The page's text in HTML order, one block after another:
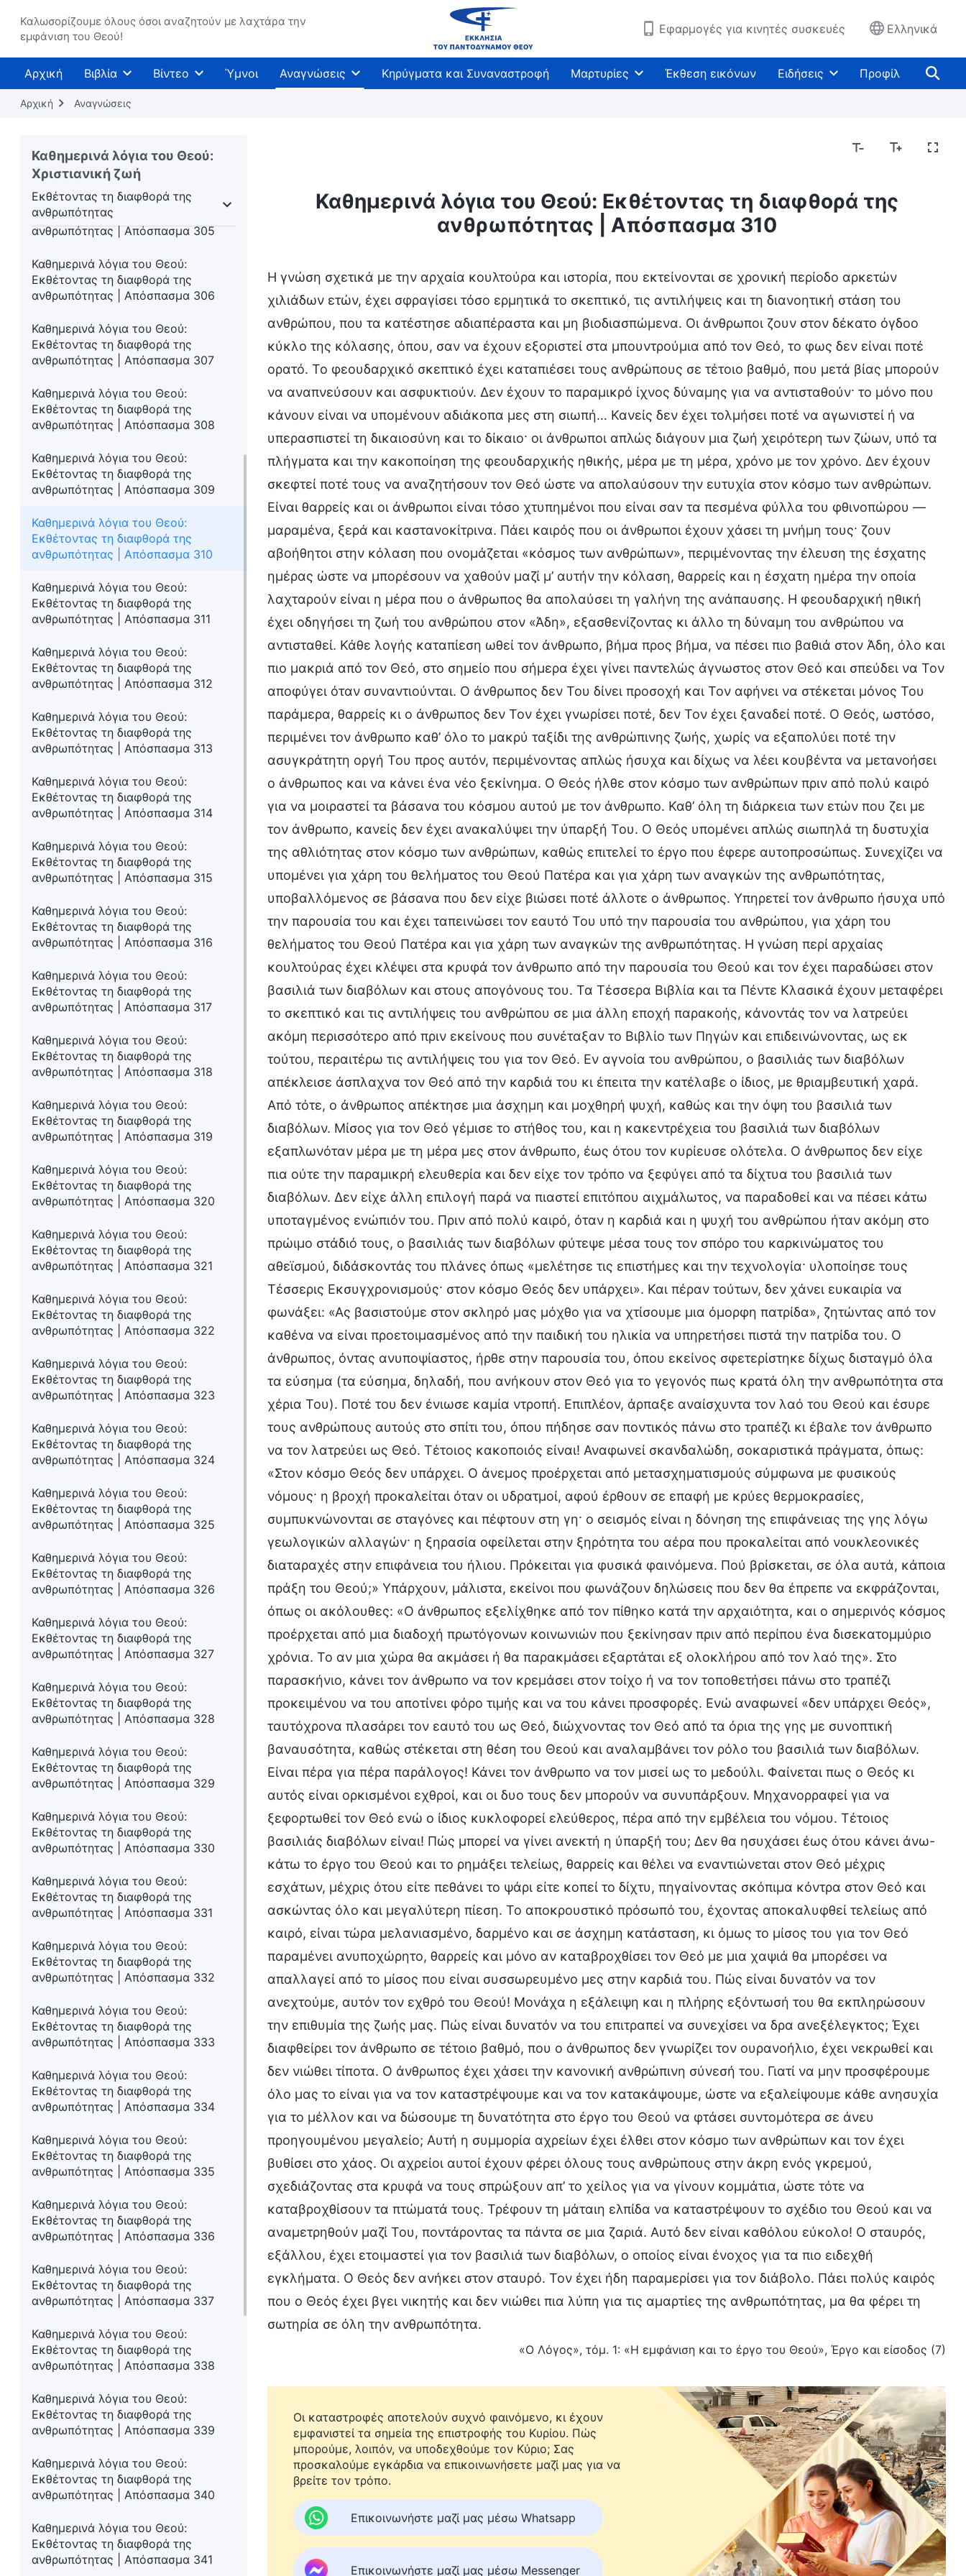
Καλωσορίζουμε όλους όσοι αναζητούν με λαχτάρα την
εμφάνιση του Θεού!
Εφαρμογές για κινητές συσκευές Ελληνικά
Αρχική Βιβλία Βίντεο Ύμνοι Αναγνώσεις Κηρύγματα και Συναναστροφή Μαρτυρίες Έκθεση εικόνων Ειδήσεις Προφίλ
Αρχική Αναγνώσεις
Καθημερινά λόγια του Θεού:
Χριστιανική ζωή
Εκθέτοντας τη διαφθορά της
ανθρωπότητας
Εκθέτοντας τη διαφθορά της ανθρωπότητας Είσοδος στη ζωή Προορισμοί και εκβάσεις
Εκθέτοντας τη διαφθορά της
ανθρωπότητας | Απόσπασμα 302
Καθημερινά λόγια του Θεού:
Εκθέτοντας τη διαφθορά της
ανθρωπότητας | Απόσπασμα 303
Εκθέτοντας τη διαφθορά της
ανθρωπότητας | Απόσπασμα 304
Καθημερινά λόγια του Θεού:
Εκθέτοντας τη διαφθορά της
ανθρωπότητας | Απόσπασμα 305
Καθημερινά λόγια του Θεού:
Εκθέτοντας τη διαφθορά της
ανθρωπότητας | Απόσπασμα 306
Καθημερινά λόγια του Θεού:
Εκθέτοντας τη διαφθορά της
ανθρωπότητας | Απόσπασμα 307
Καθημερινά λόγια του Θεού:
Εκθέτοντας τη διαφθορά της
ανθρωπότητας | Απόσπασμα 308
Καθημερινά λόγια του Θεού:
Εκθέτοντας τη διαφθορά της
ανθρωπότητας | Απόσπασμα 309
Καθημερινά λόγια του Θεού:
Εκθέτοντας τη διαφθορά της
ανθρωπότητας | Απόσπασμα 310
Καθημερινά λόγια του Θεού:
Εκθέτοντας τη διαφθορά της
ανθρωπότητας | Απόσπασμα 311
Καθημερινά λόγια του Θεού:
Εκθέτοντας τη διαφθορά της
ανθρωπότητας | Απόσπασμα 312
Καθημερινά λόγια του Θεού:
Εκθέτοντας τη διαφθορά της
ανθρωπότητας | Απόσπασμα 313
Καθημερινά λόγια του Θεού:
Εκθέτοντας τη διαφθορά της
ανθρωπότητας | Απόσπασμα 314
Καθημερινά λόγια του Θεού:
Εκθέτοντας τη διαφθορά της
ανθρωπότητας | Απόσπασμα 315
Καθημερινά λόγια του Θεού:
Εκθέτοντας τη διαφθορά της
ανθρωπότητας | Απόσπασμα 316
Καθημερινά λόγια του Θεού:
Εκθέτοντας τη διαφθορά της
ανθρωπότητας | Απόσπασμα 317
Καθημερινά λόγια του Θεού:
Εκθέτοντας τη διαφθορά της
ανθρωπότητας | Απόσπασμα 318
Καθημερινά λόγια του Θεού:
Εκθέτοντας τη διαφθορά της
ανθρωπότητας | Απόσπασμα 319
Καθημερινά λόγια του Θεού:
Εκθέτοντας τη διαφθορά της
ανθρωπότητας | Απόσπασμα 320
Καθημερινά λόγια του Θεού:
Εκθέτοντας τη διαφθορά της
ανθρωπότητας | Απόσπασμα 321
Καθημερινά λόγια του Θεού:
Εκθέτοντας τη διαφθορά της
ανθρωπότητας | Απόσπασμα 322
Καθημερινά λόγια του Θεού:
Εκθέτοντας τη διαφθορά της
ανθρωπότητας | Απόσπασμα 323
Καθημερινά λόγια του Θεού:
Εκθέτοντας τη διαφθορά της
ανθρωπότητας | Απόσπασμα 324
Καθημερινά λόγια του Θεού:
Εκθέτοντας τη διαφθορά της
ανθρωπότητας | Απόσπασμα 325
Καθημερινά λόγια του Θεού:
Εκθέτοντας τη διαφθορά της
ανθρωπότητας | Απόσπασμα 326
Καθημερινά λόγια του Θεού:
Εκθέτοντας τη διαφθορά της
ανθρωπότητας | Απόσπασμα 327
Καθημερινά λόγια του Θεού:
Εκθέτοντας τη διαφθορά της
ανθρωπότητας | Απόσπασμα 328
Καθημερινά λόγια του Θεού:
Εκθέτοντας τη διαφθορά της
ανθρωπότητας | Απόσπασμα 329
Καθημερινά λόγια του Θεού:
Εκθέτοντας τη διαφθορά της
ανθρωπότητας | Απόσπασμα 330
Καθημερινά λόγια του Θεού:
Εκθέτοντας τη διαφθορά της
ανθρωπότητας | Απόσπασμα 331
Καθημερινά λόγια του Θεού:
Εκθέτοντας τη διαφθορά της
ανθρωπότητας | Απόσπασμα 332
Καθημερινά λόγια του Θεού:
Εκθέτοντας τη διαφθορά της
ανθρωπότητας | Απόσπασμα 333
Καθημερινά λόγια του Θεού:
Εκθέτοντας τη διαφθορά της
ανθρωπότητας | Απόσπασμα 334
Καθημερινά λόγια του Θεού:
Εκθέτοντας τη διαφθορά της
ανθρωπότητας | Απόσπασμα 335
Καθημερινά λόγια του Θεού:
Εκθέτοντας τη διαφθορά της
ανθρωπότητας | Απόσπασμα 336
Καθημερινά λόγια του Θεού:
Εκθέτοντας τη διαφθορά της
ανθρωπότητας | Απόσπασμα 337
Καθημερινά λόγια του Θεού:
Εκθέτοντας τη διαφθορά της
ανθρωπότητας | Απόσπασμα 338
Καθημερινά λόγια του Θεού:
Εκθέτοντας τη διαφθορά της
ανθρωπότητας | Απόσπασμα 339
Καθημερινά λόγια του Θεού:
Εκθέτοντας τη διαφθορά της
ανθρωπότητας | Απόσπασμα 340
Καθημερινά λόγια του Θεού:
Εκθέτοντας τη διαφθορά της
ανθρωπότητας | Απόσπασμα 341
Καθημερινά λόγια του Θεού: Εκθέτοντας τη διαφθορά της
ανθρωπότητας | Απόσπασμα 310
Η γνώση σχετικά με την αρχαία κουλτούρα και ιστορία, που εκτείνονται σε χρονική περίοδο αρκετών
χιλιάδων ετών, έχει σφραγίσει τόσο ερμητικά το σκεπτικό, τις αντιλήψεις και τη διανοητική στάση του
ανθρώπου, που τα κατέστησε αδιαπέραστα και μη βιοδιασπώμενα. Οι άνθρωποι ζουν στον δέκατο όγδοο
κύκλο της κόλασης, όπου, σαν να έχουν εξοριστεί στα μπουντρούμια από τον Θεό, το φως δεν είναι ποτέ
ορατό. Το φεουδαρχικό σκεπτικό έχει καταπιέσει τους ανθρώπους σε τέτοιο βαθμό, που μετά βίας μπορούν
να αναπνεύσουν και ασφυκτιούν. Δεν έχουν το παραμικρό ίχνος δύναμης για να αντισταθούν· το μόνο που
κάνουν είναι να υπομένουν αδιάκοπα μες στη σιωπή… Κανείς δεν έχει τολμήσει ποτέ να αγωνιστεί ή να
υπερασπιστεί τη δικαιοσύνη και το δίκαιο· οι άνθρωποι απλώς διάγουν μια ζωή χειρότερη των ζώων, υπό τα
πλήγματα και την κακοποίηση της φεουδαρχικής ηθικής, μέρα με τη μέρα, χρόνο με τον χρόνο. Δεν έχουν
σκεφτεί ποτέ τους να αναζητήσουν τον Θεό ώστε να απολαύσουν την ευτυχία στον κόσμο των ανθρώπων.
Είναι θαρρείς και οι άνθρωποι είναι τόσο χτυπημένοι που είναι σαν τα πεσμένα φύλλα του φθινοπώρου —
μαραμένα, ξερά και καστανοκίτρινα. Πάει καιρός που οι άνθρωποι έχουν χάσει τη μνήμη τους· ζουν
αβοήθητοι στην κόλαση που ονομάζεται «κόσμος των ανθρώπων», περιμένοντας την έλευση της έσχατης
ημέρας ώστε να μπορέσουν να χαθούν μαζί μ’ αυτήν την κόλαση, θαρρείς και η έσχατη ημέρα την οποία
λαχταρούν είναι η μέρα που ο άνθρωπος θα απολαύσει τη γαλήνη της ανάπαυσης. Η φεουδαρχική ηθική
έχει οδηγήσει τη ζωή του ανθρώπου στον «Άδη», εξασθενίζοντας κι άλλο τη δύναμη του ανθρώπου να
αντισταθεί. Κάθε λογής καταπίεση ωθεί τον άνθρωπο, βήμα προς βήμα, να πέσει πιο βαθιά στον Άδη, όλο και
πιο μακριά από τον Θεό, στο σημείο που σήμερα έχει γίνει παντελώς άγνωστος στον Θεό και σπεύδει να Τον
αποφύγει όταν συναντιούνται. Ο άνθρωπος δεν Του δίνει προσοχή και Τον αφήνει να στέκεται μόνος Του
παράμερα, θαρρείς κι ο άνθρωπος δεν Τον έχει γνωρίσει ποτέ, δεν Τον έχει ξαναδεί ποτέ. Ο Θεός, ωστόσο,
περιμένει τον άνθρωπο καθ’ όλο το μακρύ ταξίδι της ανθρώπινης ζωής, χωρίς να εξαπολύει ποτέ την
ασυγκράτητη οργή Του προς αυτόν, περιμένοντας απλώς ήσυχα και δίχως να λέει κουβέντα να μετανοήσει
ο άνθρωπος και να κάνει ένα νέο ξεκίνημα. Ο Θεός ήλθε στον κόσμο των ανθρώπων πριν από πολύ καιρό
για να μοιραστεί τα βάσανα του κόσμου αυτού με τον άνθρωπο. Καθ’ όλη τη διάρκεια των ετών που ζει με
τον άνθρωπο, κανείς δεν έχει ανακαλύψει την ύπαρξή Του. Ο Θεός υπομένει απλώς σιωπηλά τη δυστυχία
της αθλιότητας στον κόσμο των ανθρώπων, καθώς επιτελεί το έργο που έφερε αυτοπροσώπως. Συνεχίζει να
υπομένει για χάρη του θελήματος του Θεού Πατέρα και για χάρη των αναγκών της ανθρωπότητας,
υποβαλλόμενος σε βάσανα που δεν είχε βιώσει ποτέ άλλοτε ο άνθρωπος. Υπηρετεί τον άνθρωπο ήσυχα υπό
την παρουσία του και έχει ταπεινώσει τον εαυτό Του υπό την παρουσία του ανθρώπου, για χάρη του
θελήματος του Θεού Πατέρα και για χάρη των αναγκών της ανθρωπότητας. Η γνώση περί αρχαίας
κουλτούρας έχει κλέψει στα κρυφά τον άνθρωπο από την παρουσία του Θεού και τον έχει παραδώσει στον
βασιλιά των διαβόλων και στους απογόνους του. Τα Τέσσερα Βιβλία και τα Πέντε Κλασικά έχουν μεταφέρει
το σκεπτικό και τις αντιλήψεις του ανθρώπου σε μια άλλη εποχή παρακοής, κάνοντάς τον να λατρεύει
ακόμη περισσότερο από πριν εκείνους που συνέταξαν το Βιβλίο των Πηγών και επιδεινώνοντας, ως εκ
τούτου, περαιτέρω τις αντιλήψεις του για τον Θεό. Εν αγνοία του ανθρώπου, ο βασιλιάς των διαβόλων
απέκλεισε άσπλαχνα τον Θεό από την καρδιά του κι έπειτα την κατέλαβε ο ίδιος, με θριαμβευτική χαρά.
Από τότε, ο άνθρωπος απέκτησε μια άσχημη και μοχθηρή ψυχή, καθώς και την όψη του βασιλιά των
διαβόλων. Μίσος για τον Θεό γέμισε το στήθος του, και η κακεντρέχεια του βασιλιά των διαβόλων
εξαπλωνόταν μέρα με τη μέρα μες στον άνθρωπο, έως ότου τον κυρίευσε ολότελα. Ο άνθρωπος δεν είχε
πια ούτε την παραμικρή ελευθερία και δεν είχε τον τρόπο να ξεφύγει από τα δίχτυα του βασιλιά των
διαβόλων. Δεν είχε άλλη επιλογή παρά να πιαστεί επιτόπου αιχμάλωτος, να παραδοθεί και να πέσει κάτω
υποταγμένος ενώπιόν του. Πριν από πολύ καιρό, όταν η καρδιά και η ψυχή του ανθρώπου ήταν ακόμη στο
πρώιμο στάδιό τους, ο βασιλιάς των διαβόλων φύτεψε μέσα τους τον σπόρο του καρκινώματος του
αθεϊσμού, διδάσκοντάς του πλάνες όπως «μελέτησε τις επιστήμες και την τεχνολογία· υλοποίησε τους
Τέσσερις Εκσυγχρονισμούς· στον κόσμο Θεός δεν υπάρχει». Και πέραν τούτων, δεν χάνει ευκαιρία να
φωνάξει: «Ας βασιστούμε στον σκληρό μας μόχθο για να χτίσουμε μια όμορφη πατρίδα», ζητώντας από τον
καθένα να είναι προετοιμασμένος από την παιδική του ηλικία να υπηρετήσει πιστά την πατρίδα του. Ο
άνθρωπος, όντας ανυποψίαστος, ήρθε στην παρουσία του, όπου εκείνος σφετερίστηκε δίχως δισταγμό όλα
τα εύσημα (τα εύσημα, δηλαδή, που ανήκουν στον Θεό για το γεγονός πως κρατά όλη την ανθρωπότητα στα
χέρια Του). Ποτέ του δεν ένιωσε καμία ντροπή. Επιπλέον, άρπαξε αναίσχυντα τον λαό του Θεού και έσυρε
τους ανθρώπους αυτούς στο σπίτι του, όπου πήδησε σαν ποντικός πάνω στο τραπέζι κι έβαλε τον άνθρωπο
να τον λατρεύει ως Θεό. Τέτοιος κακοποιός είναι! Αναφωνεί σκανδαλώδη, σοκαριστικά πράγματα, όπως:
«Στον κόσμο Θεός δεν υπάρχει. Ο άνεμος προέρχεται από μετασχηματισμούς σύμφωνα με φυσικούς
νόμους· η βροχή προκαλείται όταν οι υδρατμοί, αφού έρθουν σε επαφή με κρύες θερμοκρασίες,
συμπυκνώνονται σε σταγόνες και πέφτουν στη γη· ο σεισμός είναι η δόνηση της επιφάνειας της γης λόγω
γεωλογικών αλλαγών· η ξηρασία οφείλεται στην ξηρότητα του αέρα που προκαλείται από νουκλεονικές
διαταραχές στην επιφάνεια του ήλιου. Πρόκειται για φυσικά φαινόμενα. Πού βρίσκεται, σε όλα αυτά, κάποια
πράξη του Θεού;» Υπάρχουν, μάλιστα, εκείνοι που φωνάζουν δηλώσεις που δεν θα έπρεπε να εκφράζονται,
όπως οι ακόλουθες: «Ο άνθρωπος εξελίχθηκε από τον πίθηκο κατά την αρχαιότητα, και ο σημερινός κόσμος
προέρχεται από μια διαδοχή πρωτόγονων κοινωνιών που ξεκίνησαν πριν από περίπου ένα δισεκατομμύριο
χρόνια. Το αν μια χώρα θα ακμάσει ή θα παρακμάσει εξαρτάται εξ ολοκλήρου από τον λαό της». Στο
παρασκήνιο, κάνει τον άνθρωπο να τον κρεμάσει στον τοίχο ή να τον τοποθετήσει πάνω στο τραπέζι
προκειμένου να του αποτίνει φόρο τιμής και να του κάνει προσφορές. Ενώ αναφωνεί «δεν υπάρχει Θεός»,
ταυτόχρονα πλασάρει τον εαυτό του ως Θεό, διώχνοντας τον Θεό από τα όρια της γης με συνοπτική
βαναυσότητα, καθώς στέκεται στη θέση του Θεού και αναλαμβάνει τον ρόλο του βασιλιά των διαβόλων.
Είναι πέρα για πέρα παράλογος! Κάνει τον άνθρωπο να τον μισεί ως το μεδούλι. Φαίνεται πως ο Θεός κι
αυτός είναι ορκισμένοι εχθροί, και οι δυο τους δεν μπορούν να συνυπάρξουν. Μηχανορραφεί για να
ξεφορτωθεί τον Θεό ενώ ο ίδιος κυκλοφορεί ελεύθερος, πέρα από την εμβέλεια του νόμου. Τέτοιος
βασιλιάς διαβόλων είναι! Πώς μπορεί να γίνει ανεκτή η ύπαρξή του; Δεν θα ησυχάσει έως ότου κάνει άνω-
κάτω το έργο του Θεού και το ρημάξει τελείως, θαρρείς και θέλει να εναντιώνεται στον Θεό μέχρις
εσχάτων, μέχρις ότου είτε πεθάνει το ψάρι είτε κοπεί το δίχτυ, πηγαίνοντας σκόπιμα κόντρα στον Θεό και
ασκώντας όλο και μεγαλύτερη πίεση. Το αποκρουστικό πρόσωπό του, έχοντας αποκαλυφθεί τελείως από
καιρό, είναι τώρα μελανιασμένο, δαρμένο και σε άσχημη κατάσταση, κι όμως το μίσος του για τον Θεό
παραμένει ανυποχώρητο, θαρρείς και μόνο αν καταβροχθίσει τον Θεό με μια χαψιά θα μπορέσει να
απαλλαγεί από το μίσος που είναι συσσωρευμένο μες στην καρδιά του. Πώς είναι δυνατόν να τον
ανεχτούμε, αυτόν τον εχθρό του Θεού! Μονάχα η εξάλειψη και η πλήρης εξόντωσή του θα εκπληρώσουν
την επιθυμία της ζωής μας. Πώς είναι δυνατόν να του επιτραπεί να συνεχίσει να δρα ανεξέλεγκτος; Έχει
διαφθείρει τον άνθρωπο σε τέτοιο βαθμό, που ο άνθρωπος δεν γνωρίζει τον ουρανοήλιο, έχει νεκρωθεί και
δεν νιώθει τίποτα. Ο άνθρωπος έχει χάσει την κανονική ανθρώπινη σύνεσή του. Γιατί να μην προσφέρουμε
όλο μας το είναι για να τον καταστρέψουμε και να τον κατακάψουμε, ώστε να εξαλείψουμε κάθε ανησυχία
για το μέλλον και να δώσουμε τη δυνατότητα στο έργο του Θεού να φτάσει συντομότερα σε άνευ
προηγουμένου μεγαλείο; Αυτή η συμμορία αχρείων έχει έλθει στον κόσμο των ανθρώπων και τον έχει
βυθίσει στο χάος. Οι αχρείοι αυτοί έχουν φέρει όλους τους ανθρώπους στην άκρη ενός γκρεμού,
σχεδιάζοντας στα κρυφά να τους σπρώξουν απ’ το χείλος για να γίνουν κομμάτια, ώστε τότε να
καταβροχθίσουν τα πτώματά τους. Τρέφουν τη μάταιη ελπίδα να καταστρέψουν το σχέδιο του Θεού και να
αναμετρηθούν μαζί Του, ποντάροντας τα πάντα σε μια ζαριά. Αυτό δεν είναι καθόλου εύκολο! Ο σταυρός,
εξάλλου, έχει ετοιμαστεί για τον βασιλιά των διαβόλων, ο οποίος είναι ένοχος για τα πιο ειδεχθή
εγκλήματα. Ο Θεός δεν ανήκει στον σταυρό. Τον έχει ήδη παραμερίσει για τον διάβολο. Πάει πολύς καιρός
που ο Θεός έχει βγει νικητής και δεν νιώθει πια λύπη για τις αμαρτίες της ανθρωπότητας, μα θα φέρει τη
σωτηρία σε όλη την ανθρωπότητα.
«Ο Λόγος», τόμ. 1: «Η εμφάνιση και το έργο του Θεού», Έργο και είσοδος (7)
Οι καταστροφές αποτελούν συχνό φαινόμενο, κι έχουν
εμφανιστεί τα σημεία της επιστροφής του Κυρίου. Πώς
μπορούμε, λοιπόν, να υποδεχθούμε τον Κύριο; Σας
προσκαλούμε εγκάρδια να επικοινωνήσετε μαζί μας για να
βρείτε τον τρόπο.
Επικοινωνήστε μαζί μας μέσω Whatsapp
Επικοινωνήστε μαζί μας μέσω Messenger